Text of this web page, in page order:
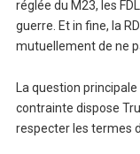
réglée du M23, les
guerre. Et in fine, la
mutuellement de ne
La question
contrainte dispose
respecter les termes